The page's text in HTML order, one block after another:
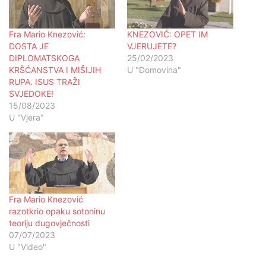
Fra Mario Knezović:
DOSTA JE
DIPLOMATSKOGA
KRŠĆANSTVA I MIŠIJIH
RUPA. ISUS TRAŽI
SVJEDOKE!
15/08/2023
U "Vjera"
KNEZOVIĆ: OPET IM
VJERUJETE?
25/02/2023
U "Domovina"
Fra Mario Knezović
razotkrio opaku sotoninu
teoriju dugovječnosti
07/07/2023
U "Video"